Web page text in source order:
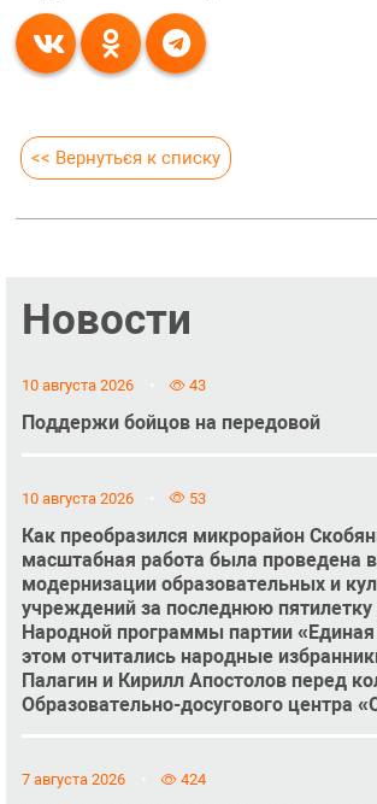
<< Вернуться к списку
Новости
10 августа 2026 43
Поддержи бойцов на передовой
10 августа 2026 53
Как преобразился микрорайон
масштабная работа была проведена
модернизации образовательных и
учреждений за последнюю пятилетку
Народной программы партии
этом отчитались народные
Палагин и Кирилл Апостолов перед
Образовательно-досугового центра
7 августа 2026 424